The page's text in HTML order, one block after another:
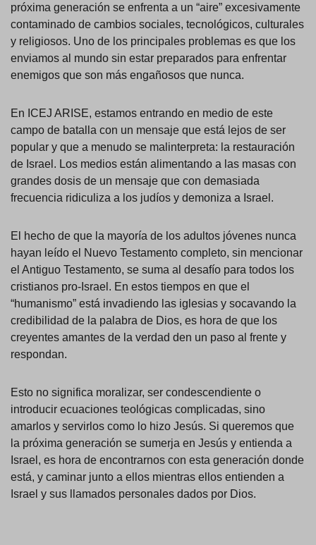
próxima generación se enfrenta a un “aire” excesivamente
contaminado de cambios sociales, tecnológicos, culturales
y religiosos. Uno de los principales problemas es que los
enviamos al mundo sin estar preparados para enfrentar
enemigos que son más engañosos que nunca.
En ICEJ ARISE, estamos entrando en medio de este
campo de batalla con un mensaje que está lejos de ser
popular y que a menudo se malinterpreta: la restauración
de Israel. Los medios están alimentando a las masas con
grandes dosis de un mensaje que con demasiada
frecuencia ridiculiza a los judíos y demoniza a Israel.
El hecho de que la mayoría de los adultos jóvenes nunca
hayan leído el Nuevo Testamento completo, sin mencionar
el Antiguo Testamento, se suma al desafío para todos los
cristianos pro-Israel. En estos tiempos en que el
“humanismo” está invadiendo las iglesias y socavando la
credibilidad de la palabra de Dios, es hora de que los
creyentes amantes de la verdad den un paso al frente y
respondan.
Esto no significa moralizar, ser condescendiente o
introducir ecuaciones teológicas complicadas, sino
amarlos y servirlos como lo hizo Jesús. Si queremos que
la próxima generación se sumerja en Jesús y entienda a
Israel, es hora de encontrarnos con esta generación donde
está, y caminar junto a ellos mientras ellos entienden a
Israel y sus llamados personales dados por Dios.